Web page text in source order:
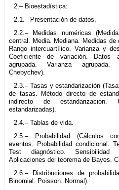
2.– Bioestadística:
2.1.– Presentación de datos.
2.2.– Medidas numéricas
central. Media. Mediana. Medidas de
Rango intercuartílico. Varianza y
Coeficiente de variación. Datos
agrupada. Varianza agrupada.
Chebychev).
2.3.– Tasas y estandarización
de tasas. Método directo de
indirecto de
estandarizadas).
2.4.– Tablas de vida.
2.5.– Probabilidad (Cálculos
eventos. Probabilidad condicional.
Test diagnóstico. Sensibilidad
Aplicaciones del teorema de Bayes.
2.6.– Distribuciones de
Binomial. Poisson. Normal).